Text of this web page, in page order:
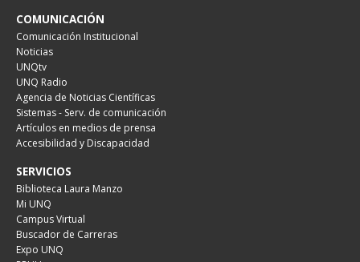
COMUNICACIÓN
Comunicación Institucional
Noticias
UNQtv
UNQ Radio
Agencia de Noticias Científicas
Sistemas - Serv. de comunicación
Artículos en medios de prensa
Accesibilidad y Discapacidad
SERVICIOS
Biblioteca Laura Manzo
Mi UNQ
Campus Virtual
Buscador de Carreras
Expo UNQ